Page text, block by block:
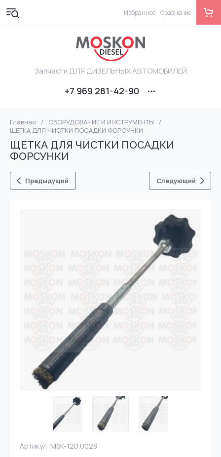
Запчасти ДЛЯ ДИЗЕЛЬНЫХ АВТОМОБИЛЕЙ
+7 969 281-42-90
Избранное Сравнение
Главная / ОБОРУДОВАНИЕ И ИНСТРУМЕНТЫ
/
ЩЕТКА ДЛЯ ЧИСТКИ ПОСАДКИ ФОРСУНКИ
ЩЕТКА ДЛЯ ЧИСТКИ ПОСАДКИ
ФОРСУНКИ
Предыдущий Следующий
Артикул: MSK-120.0028